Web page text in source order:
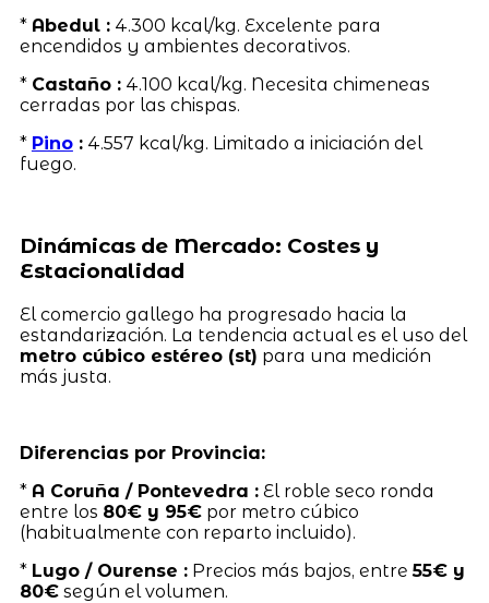
* Abedul :4.300 kcal/kg. Excelente para
encendidos y ambientes decorativos.
* Castaño :4.100 kcal/kg. Necesita chimeneas
cerradas por las chispas.
* Pino:4.557 kcal/kg. Limitado a iniciación del
fuego.
Dinámicas de Mercado: Costes y
Estacionalidad
El comercio gallego ha progresado hacia la
estandarización. La tendencia actual es el uso del
metro cúbico estéreo (st) para una medición
más justa.
Diferencias por Provincia:
* A Coruña / Pontevedra :El roble seco ronda
entre los 80€ y 95€por metro cúbico
(habitualmente con reparto incluido).
* Lugo / Ourense :Precios más bajos, entre55€ y
80€según el volumen.